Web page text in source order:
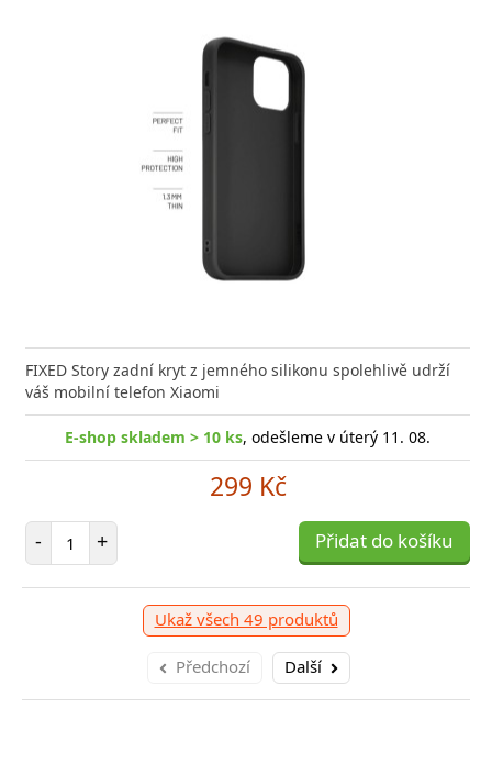
FIXED Story zadní kryt z jemného silikonu spolehlivě udrží
váš mobilní telefon Xiaomi
E-shop skladem > 10 ks, odešleme v úterý 11. 08.
299 Kč
- Počet položek
+ Přidat do košíku
Ukaž všech 49 produktů
Předchozí Další